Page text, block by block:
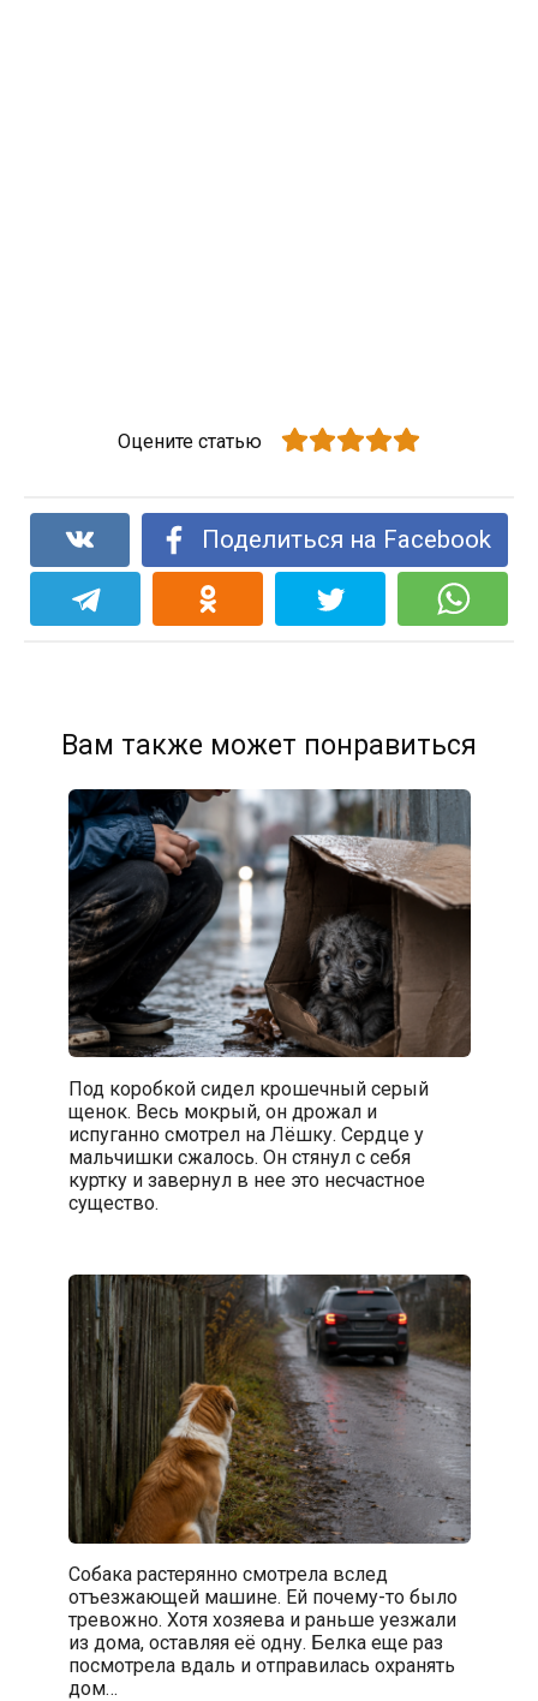
Оцените статью
Поделиться на Facebook
Вам также может понравиться
Под коробкой сидел крошечный серый
щенок. Весь мокрый, он дрожал и
испуганно смотрел на Лёшку. Сердце у
мальчишки сжалось. Он стянул с себя
куртку и завернул в нее это несчастное
существо.
Собака растерянно смотрела вслед
отъезжающей машине. Ей почему-то было
тревожно. Хотя хозяева и раньше уезжали
из дома, оставляя её одну. Белка еще раз
посмотрела вдаль и отправилась охранять
дом…